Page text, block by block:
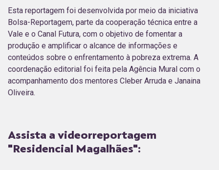
Esta reportagem foi desenvolvida por meio da iniciativa
Bolsa-Reportagem, parte da cooperação técnica entre a
Vale e o Canal Futura, com o objetivo de fomentar a
produção e amplificar o alcance de informações e
conteúdos sobre o enfrentamento à pobreza extrema. A
coordenação editorial foi feita pela Agência Mural com o
acompanhamento dos mentores Cleber Arruda e Janaina
Oliveira.
Assista a videorreportagem
"Residencial Magalhães":